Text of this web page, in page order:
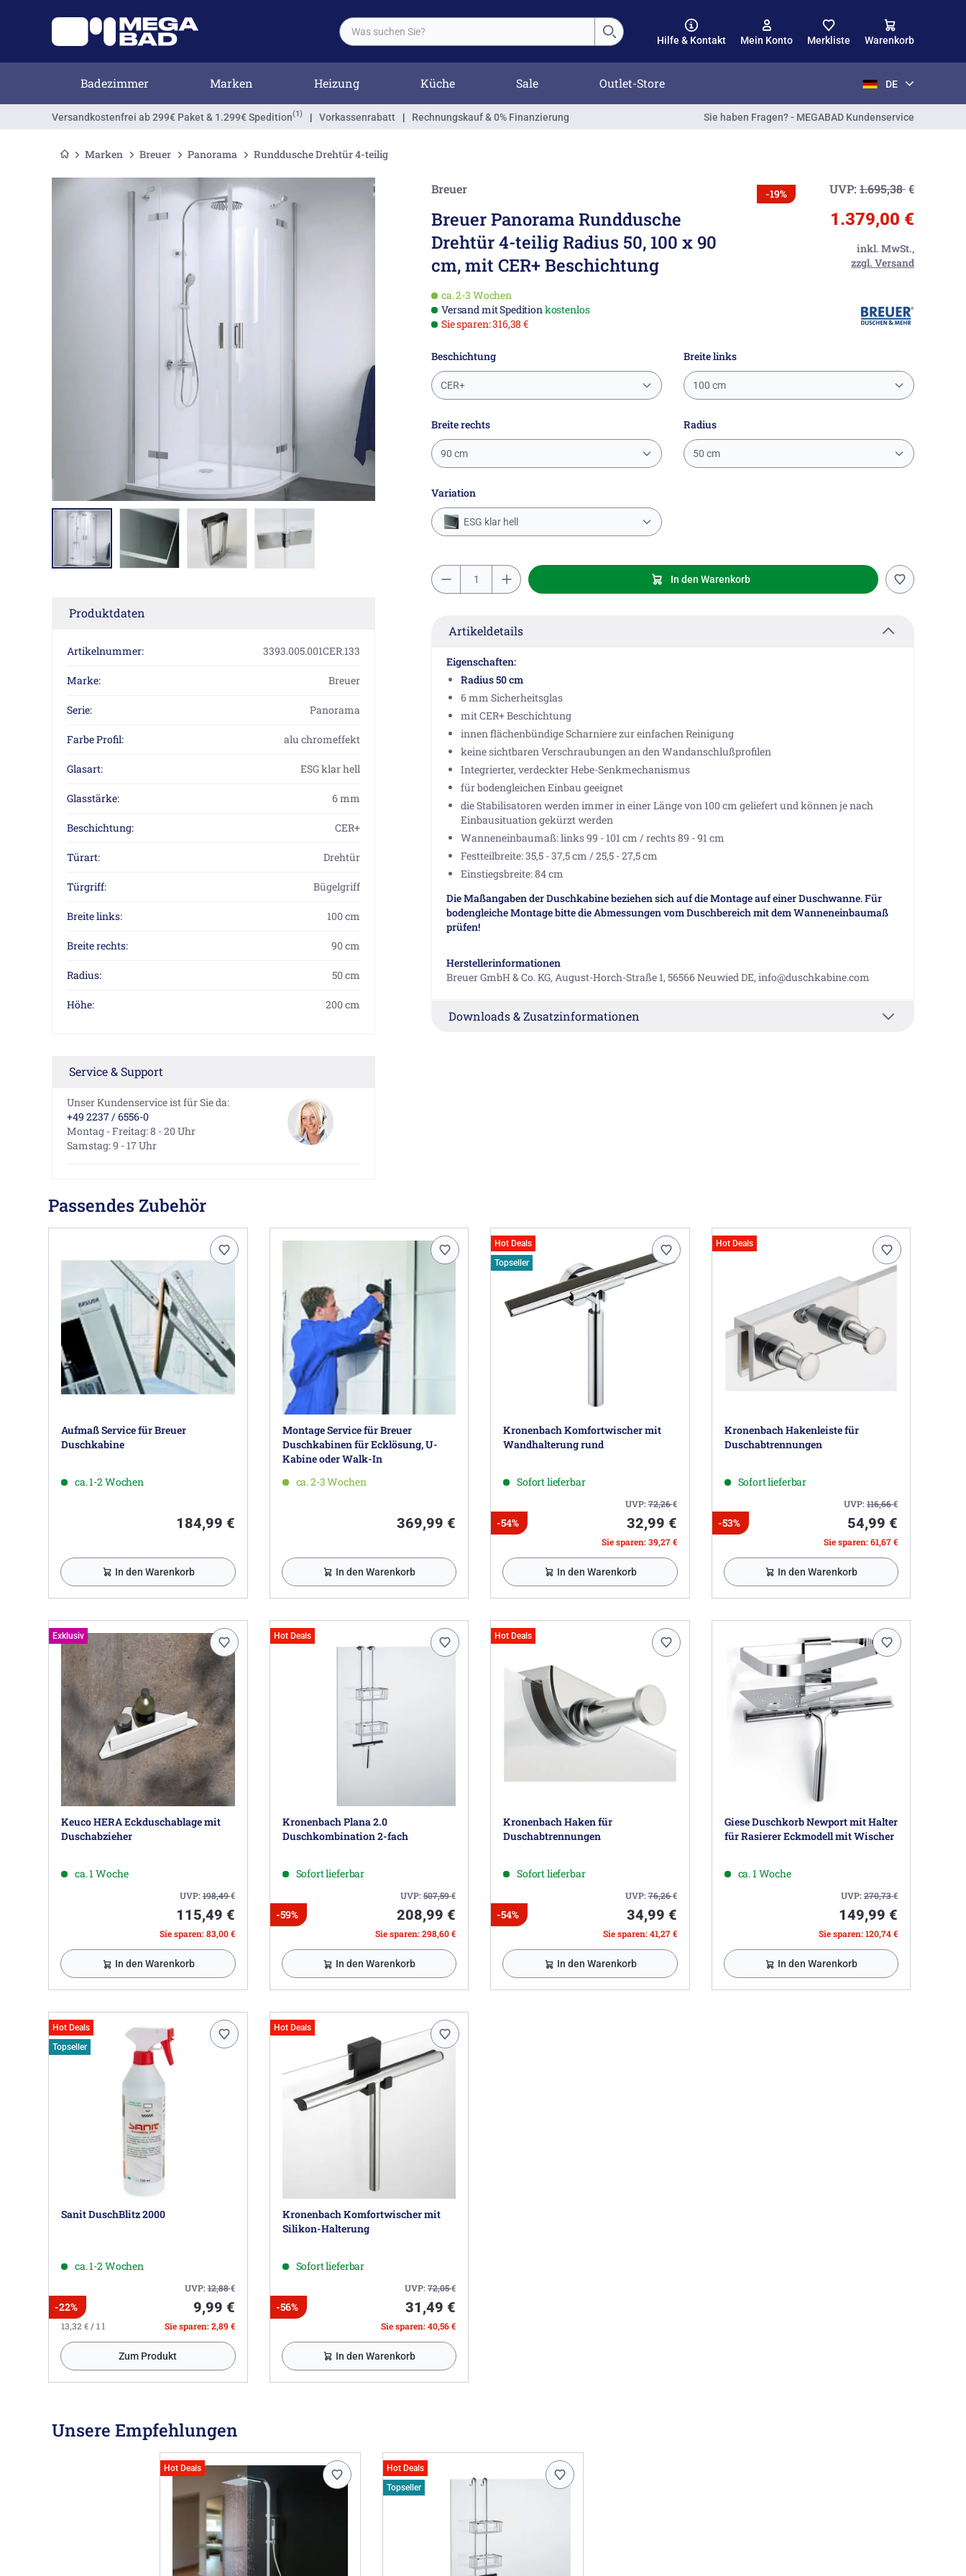
Hilfe & Kontakt Mein Konto Merkliste Warenkorb
Badezimmer Marken Heizung Küche Sale Outlet-Store DE
Versandkostenfrei ab 299€ Paket & 1.299€ Spedition(1) | Vorkassenrabatt | Rechnungskauf & 0% Finanzierung Sie haben Fragen? - MEGABAD Kundenservice
Marken Breuer Panorama Runddusche Drehtür 4-teilig
Produktdaten
Artikelnummer: 3393.005.001CER.133
Marke: Breuer
Serie: Panorama
Farbe Profil: alu chromeffekt
Glasart: ESG klar hell
Glasstärke: 6 mm
Beschichtung: CER+
Türart: Drehtür
Türgriff: Bügelgriff
Breite links: 100 cm
Breite rechts: 90 cm
Radius: 50 cm
Höhe: 200 cm
Service & Support
Unser Kundenservice ist für Sie da:
+49 2237 / 6556-0
Montag - Freitag: 8 - 20 Uhr
Samstag: 9 - 17 Uhr
Breuer
Breuer Panorama Runddusche
Drehtür 4-teilig Radius 50, 100 x 90
cm, mit CER+ Beschichtung
-19% UVP: 1.695,38€
1.379,00 €
inkl. MwSt.,
zzgl. Versand
ca. 2-3 Wochen
Versand mit Speditionkostenlos
Sie sparen: 316,38 €
Beschichtung
CER+
Breite links
100 cm
Breite rechts
90 cm
Radius
50 cm
Variation
ESG klar hell
In den Warenkorb
Artikeldetails
Eigenschaften:
Radius 50 cm
6 mm Sicherheitsglas
mit CER+ Beschichtung
innen flächenbündige Scharniere zur einfachen Reinigung
keine sichtbaren Verschraubungen an den Wandanschlußprofilen
Integrierter, verdeckter Hebe-Senkmechanismus
für bodengleichen Einbau geeignet
die Stabilisatoren werden immer in einer Länge von 100 cm geliefert und können je nach
Einbausituation gekürzt werden
Wanneneinbaumaß: links 99 - 101 cm / rechts 89 - 91 cm
Festteilbreite: 35,5 - 37,5 cm / 25,5 - 27,5 cm
Einstiegsbreite: 84 cm
Die Maßangaben der Duschkabine beziehen sich auf die Montage auf einer Duschwanne. Für
bodengleiche Montage bitte die Abmessungen vom Duschbereich mit dem Wanneneinbaumaß
prüfen!
Herstellerinformationen
Breuer GmbH & Co. KG, August-Horch-Straße 1, 56566 Neuwied DE, info@duschkabine.com
Downloads & Zusatzinformationen
Passendes Zubehör
Aufmaß Service für Breuer
Duschkabine
ca. 1-2 Wochen
184,99 €
In den Warenkorb
Montage Service für Breuer
Duschkabinen für Ecklösung, U-
Kabine oder Walk-In
ca. 2-3 Wochen
369,99 €
In den Warenkorb
Hot Deals
Topseller
Kronenbach Komfortwischer mit
Wandhalterung rund
Sofort lieferbar
UVP:72,26€
-54% 32,99 €
Sie sparen: 39,27 €
In den Warenkorb
Hot Deals
Kronenbach Hakenleiste für
Duschabtrennungen
Sofort lieferbar
UVP:116,66€
-53% 54,99 €
Sie sparen: 61,67 €
In den Warenkorb
Exklusiv
Keuco HERA Eckduschablage mit
Duschabzieher
ca. 1 Woche
UVP:198,49€
115,49 €
Sie sparen: 83,00 €
In den Warenkorb
Hot Deals
Kronenbach Plana 2.0
Duschkombination 2-fach
Sofort lieferbar
UVP:507,59€
-59% 208,99 €
Sie sparen: 298,60 €
In den Warenkorb
Hot Deals
Kronenbach Haken für
Duschabtrennungen
Sofort lieferbar
UVP:76,26€
-54% 34,99 €
Sie sparen: 41,27 €
In den Warenkorb
Giese Duschkorb Newport mit Halter
für Rasierer Eckmodell mit Wischer
ca. 1 Woche
UVP:270,73€
149,99 €
Sie sparen: 120,74 €
In den Warenkorb
Hot Deals
Topseller
Sanit DuschBlitz 2000
ca. 1-2 Wochen
UVP:12,88€
-22% 9,99 €
13,32 € / 1 l Sie sparen: 2,89 €
Zum Produkt
Hot Deals
Kronenbach Komfortwischer mit
Silikon-Halterung
Sofort lieferbar
UVP:72,05€
-56% 31,49 €
Sie sparen: 40,56 €
In den Warenkorb
Unsere Empfehlungen
Hot Deals
Hot Deals
Topseller